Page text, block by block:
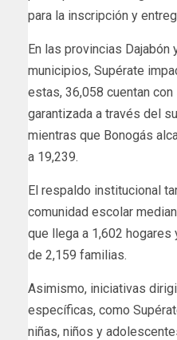
para la inscripción y
En las provincias
municipios, Supérate
estas, 36,058 cuentan
garantizada a través del
mientras que Bonogás
a 19,239.
El respaldo institucional
comunidad escolar
que llega a 1,602 hogares
de 2,159 familias.
Asimismo, iniciativas
específicas, como
niñas, niños y